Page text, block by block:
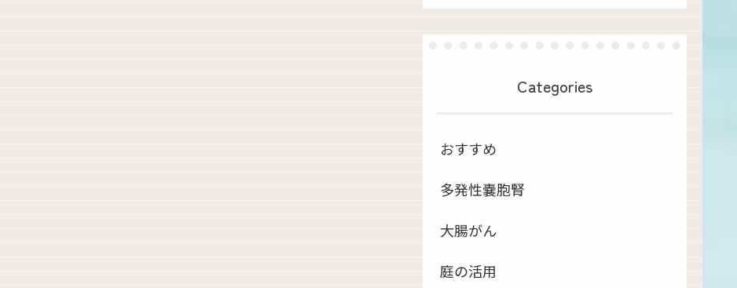
Categories
おすすめ
多発性嚢胞腎
大腸がん
庭の活用